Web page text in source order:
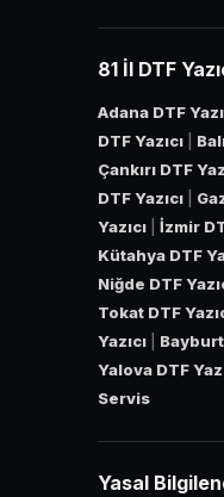
81 İl DTF
Adana DTF
DTF Yazıcı
Çankırı DTF
DTF Yazıcı
Yazıcı
İzmir
Kütahya DTF
Niğde DTF
Tokat DTF
Yazıcı
Bayburt
Yalova DTF
Servis
Yasal